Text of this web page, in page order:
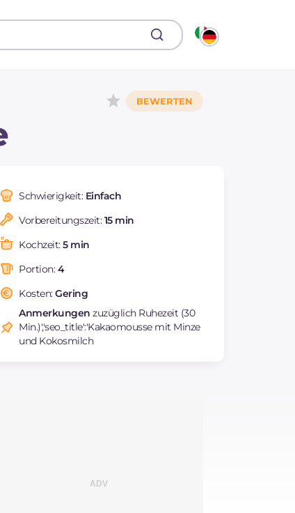
Schwierigkeit: Einfach
Vorbereitungszeit:15 min
Kochzeit:5 min
Portion:4
Kosten:Gering
Anmerkungen zuzüglich Ruhezeit (30
Min.)','seo_title':'Kakaomousse mit Minze
und Kokosmilch